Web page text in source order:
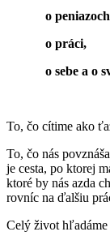
o peniazoch
o práci,
o sebe a o
To, čo cítime ako
To, čo nás
je cesta, po ktorej
ktoré by nás azda
rovníc na ďalšiu
Celý život